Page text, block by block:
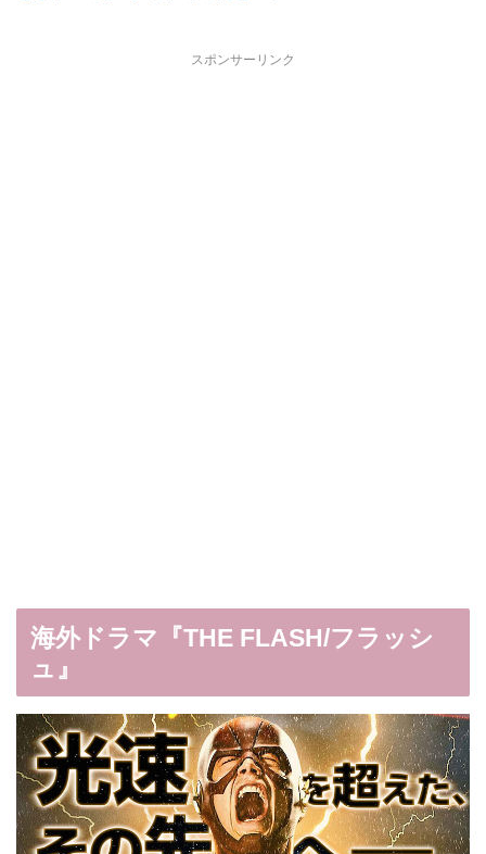
スポンサーリンク
海外ドラマ『THE FLASH/フラッシ
ュ』